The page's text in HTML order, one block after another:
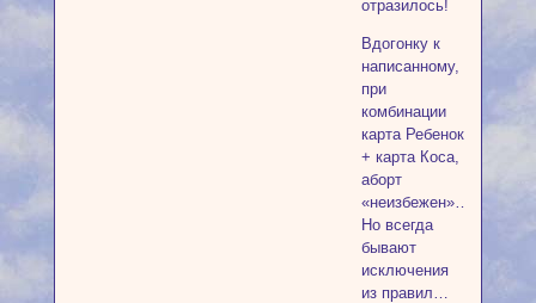
отразилось!
Вдогонку к
написанному,
при
комбинации
карта Ребенок
+ карта Коса,
аборт
«неизбежен»…
Но всегда
бывают
исключения
из правил…